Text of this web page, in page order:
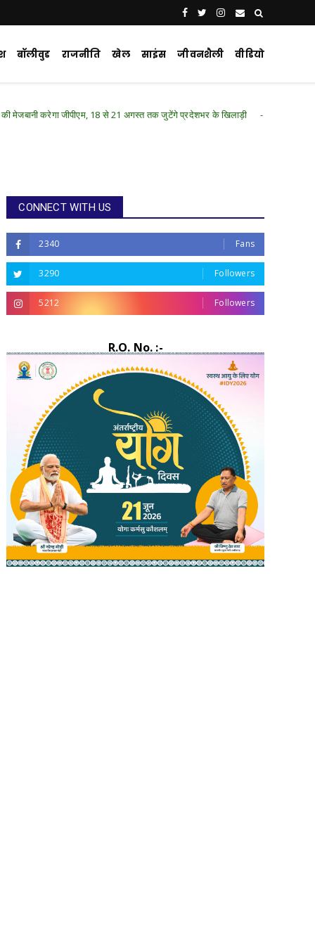
बॉलीवुड राजनीति खेल साइंस जीवनशैली वीडियो
18 से 21 अगस्त तक जुटेंगे प्रदेशभर के खिलाड़ी Chhattisgarh .Featured
CONNECT WITH US
2340 Fans
3290 Followers
5212 Followers
R.O. No. :-